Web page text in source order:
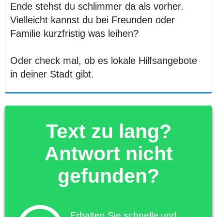
Ende stehst du schlimmer da als vorher.
Vielleicht kannst du bei Freunden oder
Familie kurzfristig was leihen?
Oder check mal, ob es lokale Hilfsangebote
in deiner Stadt gibt.
Text zu lang?
Antwort nicht
gefunden?